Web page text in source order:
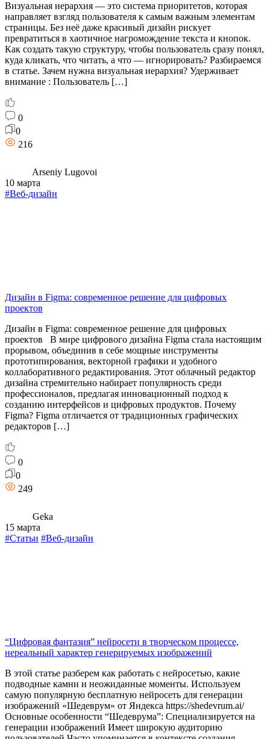
Визуальная иерархия — это система приоритетов, которая
направляет взгляд пользователя к самым важным элементам
страницы. Без неё даже красивый дизайн рискует
превратиться в хаотичное нагромождение текста и кнопок.
Как создать такую структуру, чтобы пользователь сразу понял,
куда кликать, что читать, а что — игнорировать? Разбираемся
в статье. Зачем нужна визуальная иерархия? Удерживает
внимание : Пользователь […]
0
0
216
Arseniy Lugovoi
10 марта
#Веб-дизайн
Дизайн в Figma: современное решение для цифровых
проектов
Дизайн в Figma: современное решение для цифровых
проектов В мире цифрового дизайна Figma стала настоящим
прорывом, объединив в себе мощные инструменты
прототипирования, векторной графики и удобного
коллаборативного редактирования. Этот облачный редактор
дизайна стремительно набирает популярность среди
профессионалов, предлагая инновационный подход к
созданию интерфейсов и цифровых продуктов. Почему
Figma? Figma отличается от традиционных графических
редакторов […]
0
0
249
Geka
15 марта
#Статьи #Веб-дизайн
“Цифровая фантазия” нейросети в творческом процессе,
нереальный характер генерируемых изображений
В этой статье разберем как работать с нейросетью, какие
подводные камни и неожиданные моменты. Используем
самую популярную бесплатную нейросеть для генерации
изображений «Шедеврум» от Яндекса https://shedevrum.ai/
Основные особенности “Шедеврума”: Специализируется на
генерации изображений Имеет широкую аудиторию